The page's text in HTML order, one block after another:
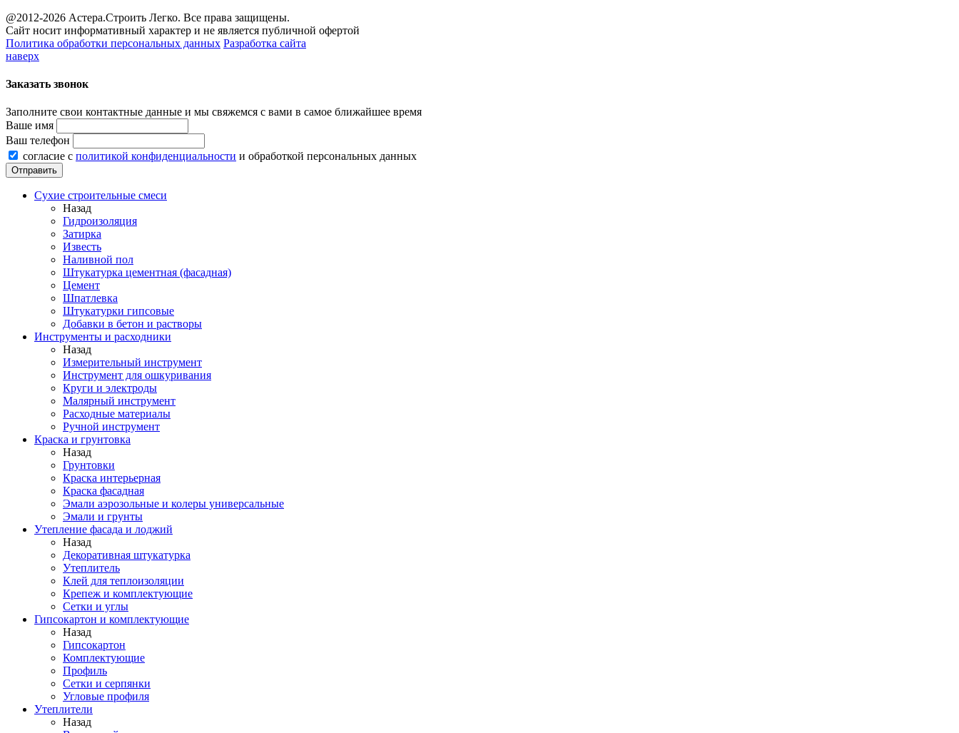
@2012-2026 Астера.Строить Легко. Все права защищены.
Сайт носит информативный характер и не является публичной офертой
Политика обработки персональных данных Разработка сайта
наверх
Заказать звонок
Заполните свои контактные данные и мы свяжемся с вами в самое ближайшее время
Ваше имя
Ваш телефон
согласие с политикой конфиденциальности и обработкой персональных данных
Сухие строительные смеси
Назад
Гидроизоляция
Затирка
Известь
Наливной пол
Штукатурка цементная (фасадная)
Цемент
Шпатлевка
Штукатурки гипсовые
Добавки в бетон и растворы
Инструменты и расходники
Назад
Измерительный инструмент
Инструмент для ошкуривания
Круги и электроды
Малярный инструмент
Расходные материалы
Ручной инструмент
Краска и грунтовка
Назад
Грунтовки
Краска интерьерная
Краска фасадная
Эмали аэрозольные и колеры универсальные
Эмали и грунты
Утепление фасада и лоджий
Назад
Декоративная штукатурка
Утеплитель
Клей для теплоизоляции
Крепеж и комплектующие
Сетки и углы
Гипсокартон и комплектующие
Назад
Гипсокартон
Комплектующие
Профиль
Сетки и серпянки
Угловые профиля
Утеплители
Назад